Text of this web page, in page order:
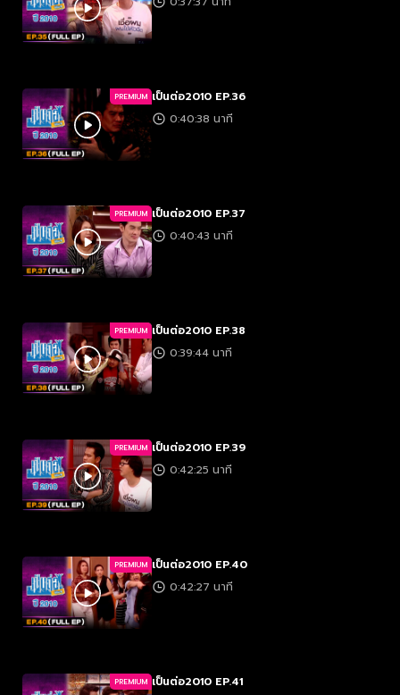
PREMIUM เป็นต่อ2010 EP.36
0:40:38 นาที
PREMIUM เป็นต่อ2010 EP.37
0:40:43 นาที
PREMIUM เป็นต่อ2010 EP.38
0:39:44 นาที
PREMIUM เป็นต่อ2010 EP.39
0:42:25 นาที
PREMIUM เป็นต่อ2010 EP.40
0:42:27 นาที
PREMIUM เป็นต่อ2010 EP.41